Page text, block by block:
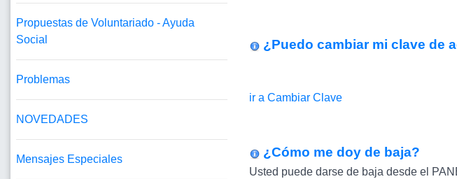
Propuestas de Voluntariado - Ayuda
Social
Problemas
NOVEDADES
Mensajes Especiales
¿Puedo cambiar mi clave de
ir a Cambiar Clave
¿Cómo me doy de baja?
Usted puede darse de baja desde el